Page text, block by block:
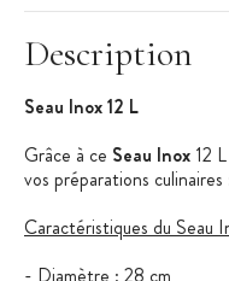
Description
Seau Inox 12 L
Grâce à ce Seau Inox 12
vos préparations
Caractéristiques du Seau